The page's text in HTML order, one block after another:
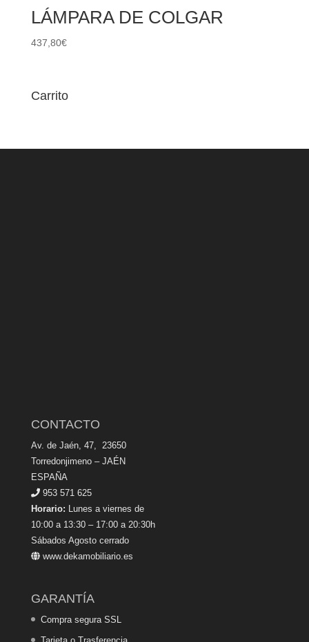
LÁMPARA DE COLGAR
437,80€
Carrito
CONTACTO
Av. de Jaén, 47, 23650
Torredonjimeno – JAÉN
ESPAÑA
953 571 625
Horario: Lunes a viernes de
10:00 a 13:30 – 17:00 a 20:30h
Sábados Agosto cerrado
www.dekamobiliario.es
GARANTÍA
Compra segura SSL